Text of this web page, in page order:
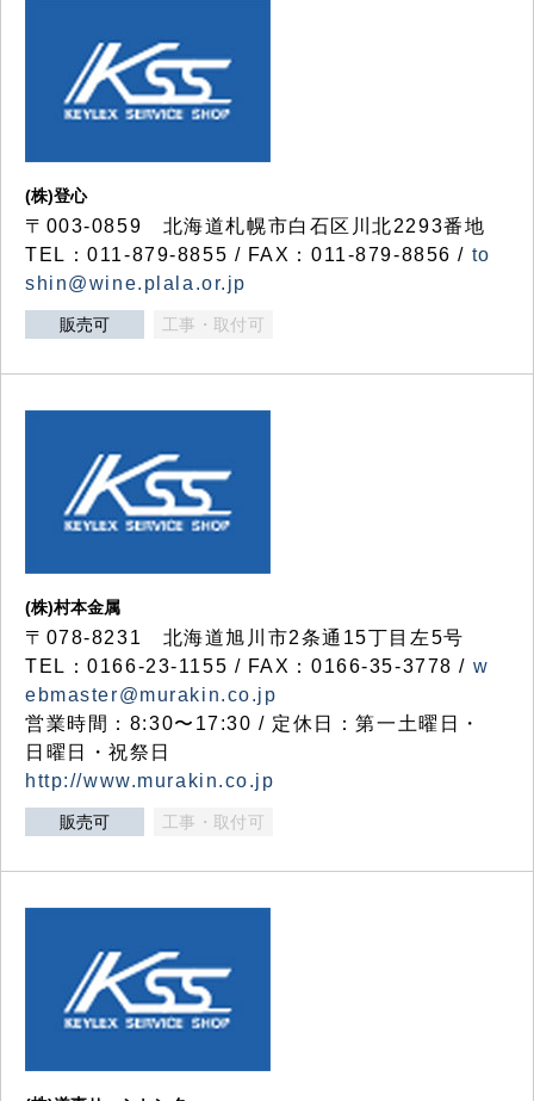
(株)登心
〒003-0859 北海道札幌市白石区川北2293番地
TEL：011-879-8855 / FAX：011-879-8856 / to
shin@wine.plala.or.jp
販売可 工事・取付可
(株)村本金属
〒078-8231 北海道旭川市2条通15丁目左5号
TEL：0166-23-1155 / FAX：0166-35-3778 / w
ebmaster@murakin.co.jp
営業時間：8:30〜17:30 / 定休日：第一土曜日・
日曜日・祝祭日
http://www.murakin.co.jp
販売可 工事・取付可